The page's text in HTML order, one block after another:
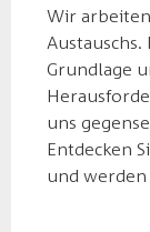
Wir
Grundlage
uns
Entdecken
und werden